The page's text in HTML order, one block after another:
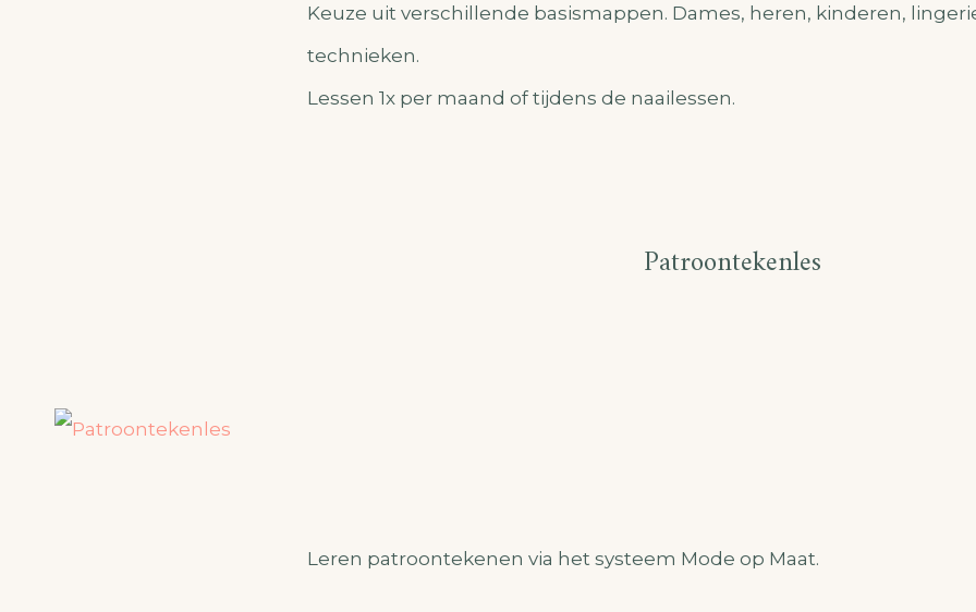
Keuze uit verschillende basismappen. Dames, heren, kinderen,
technieken.
Lessen 1x per maand of tijdens de naailessen.
Patroontekenles
Leren patroontekenen via het systeem Mode op Maat.